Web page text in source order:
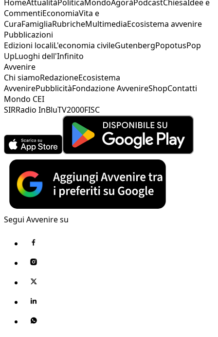
HomeAttualitàPoliticaMondoAgoràPodcastChiesaIdee e
CommentiEconomiaVita e
CuraFamigliaRubricheMultimediaEcosistema avvenire
Pubblicazioni
Edizioni localiL'economia civileGutenbergPopotusPop
UpLuoghi dell'Infinito
Avvenire
Chi siamoRedazioneEcosistema
AvvenirePubblicitàFondazione AvvenireShopContatti
Mondo CEI
SIRRadio InBluTV2000FISC
Segui Avvenire su